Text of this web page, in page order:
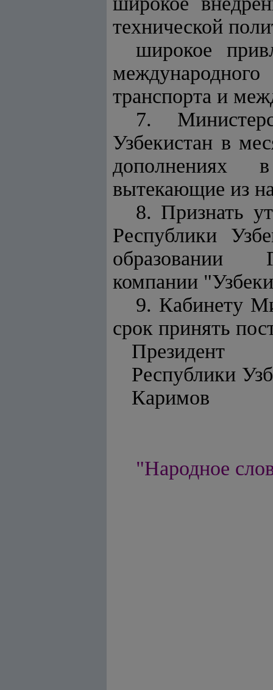
технической
широкое
транспорта и
7.
Узбекистан в
дополнениях
вытекающие из
8. Признать
Республики
образовании
компании
9. Кабинету
срок принять
Президент
Республики
Каримов
"Народное